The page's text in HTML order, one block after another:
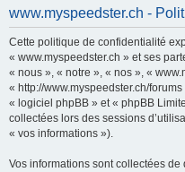
www.myspeedster.ch -
Cette politique de confidentialité
« www.myspeedster.ch » et ses
« nous », « notre », « nos », «
« http://www.myspeedster.ch/
« logiciel phpBB » et « phpBB
collectées lors des sessions
« vos informations »).
Vos informations sont collectées